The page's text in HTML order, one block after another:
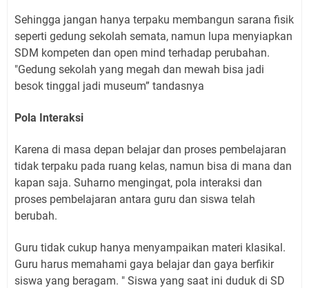
Sehingga jangan hanya terpaku membangun sarana fisik
seperti gedung sekolah semata, namun lupa menyiapkan
SDM kompeten dan open mind terhadap perubahan.
"Gedung sekolah yang megah dan mewah bisa jadi
besok tinggal jadi museum” tandasnya
Pola Interaksi
Karena di masa depan belajar dan proses pembelajaran
tidak terpaku pada ruang kelas, namun bisa di mana dan
kapan saja. Suharno mengingat, pola interaksi dan
proses pembelajaran antara guru dan siswa telah
berubah.
Guru tidak cukup hanya menyampaikan materi klasikal.
Guru harus memahami gaya belajar dan gaya berfikir
siswa yang beragam. " Siswa yang saat ini duduk di SD